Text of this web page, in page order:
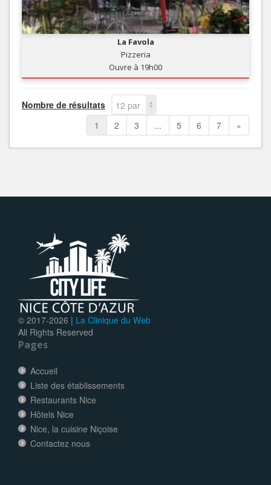
La Favola
Pizzeria
Ouvre à 19h00
Nombre de résultats
12 par
page
1 2 3 ... 5 6 7 »
© 2017-2026 | La Clinique du Web
All Rights Reserved
Pages
Accueil
Liste des établissements
Restaurants Nice
Hôtels Nice
Nice, la cuisine Niçoise
Contactez nous